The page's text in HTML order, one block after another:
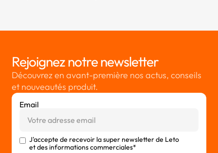
Rejoignez notre newsletter
Découvrez en avant-première nos actus, conseils
et nouveautés produit.
Email
J'accepte de recevoir la super newsletter de Leto
et des informations commerciales*